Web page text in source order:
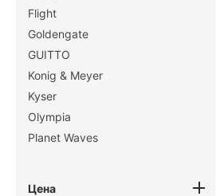
Flight
Goldengate
GUITTO
Konig & Meyer
Kyser
Olympia
Planet Waves
Цена